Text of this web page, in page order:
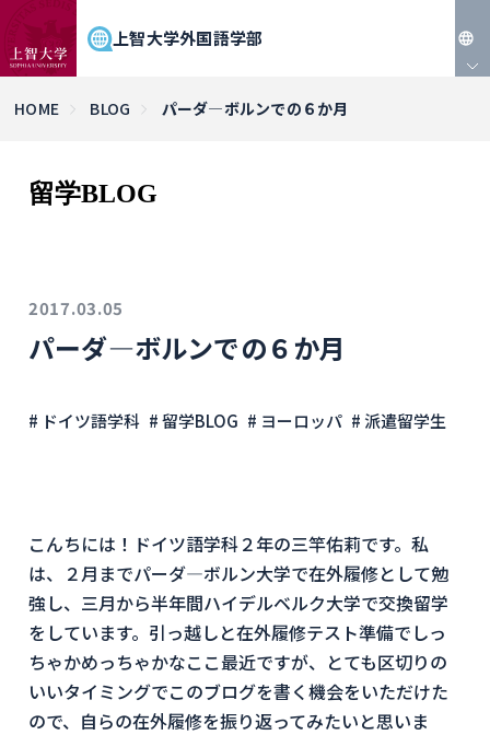
上智大学外国語学部
HOME BLOG パーダ―ボルンでの６か月
留学BLOG
2017.03.05
パーダ―ボルンでの６か月
# ドイツ語学科 # 留学BLOG # ヨーロッパ # 派遣留学生
こんちには！ドイツ語学科２年の三竿佑莉です。私
は、２月までパーダ―ボルン大学で在外履修として勉
強し、三月から半年間ハイデルベルク大学で交換留学
をしています。引っ越しと在外履修テスト準備でしっ
ちゃかめっちゃかなここ最近ですが、とても区切りの
いいタイミングでこのブログを書く機会をいただけた
ので、自らの在外履修を振り返ってみたいと思いま